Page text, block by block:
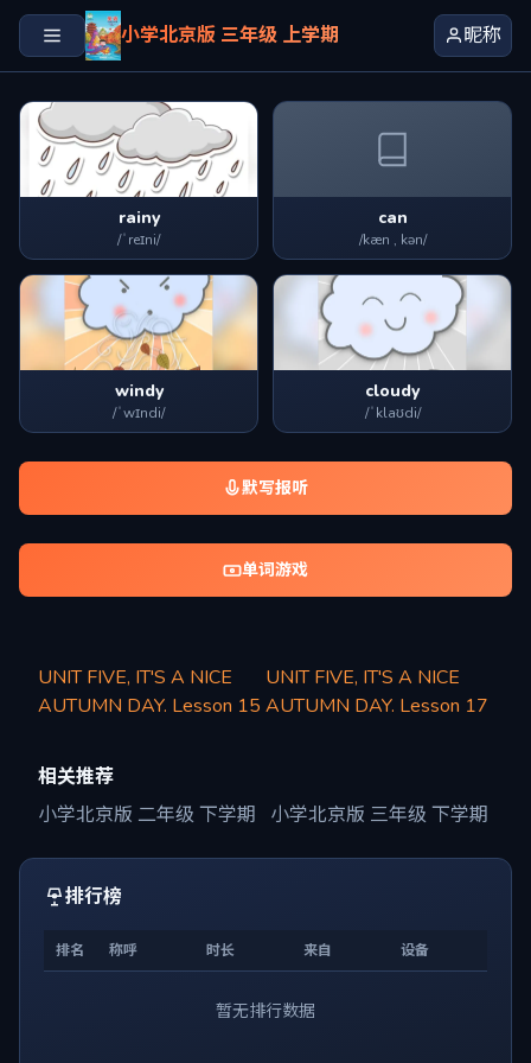
小学北京版 三年级 上学期 昵称
rainy
/ˈreɪni/
can
/kæn , kən/
windy
/ˈwɪndi/
cloudy
/ˈklaʊdi/
默写报听
单词游戏
UNIT FIVE, IT'S A NICE
AUTUMN DAY. Lesson 15
UNIT FIVE, IT'S A NICE
AUTUMN DAY. Lesson 17
相关推荐
小学北京版 二年级 下学期
小学北京版 三年级 下学期
排行榜
排名 称呼 时长 来自 设备
暂无排行数据